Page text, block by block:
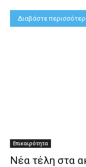
Διαβάστε
Επικαιρότητα
Νέα τέλη στα